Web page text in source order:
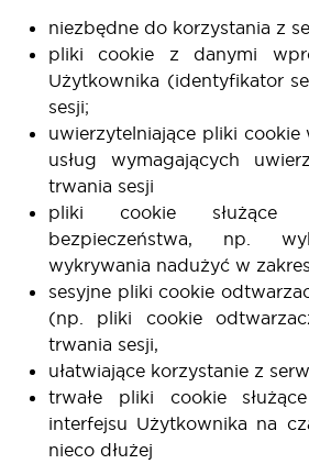
niezbędne do korzystania z
pliki cookie z danymi
Użytkownika (identyfikator
sesji;
uwierzytelniające pliki
usług wymagających
trwania sesji
pliki cookie służące
bezpieczeństwa, np.
wykrywania nadużyć w
sesyjne pliki cookie
(np. pliki cookie
trwania sesji,
ułatwiające korzystanie z
trwałe pliki cookie
interfejsu Użytkownika na
nieco dłużej